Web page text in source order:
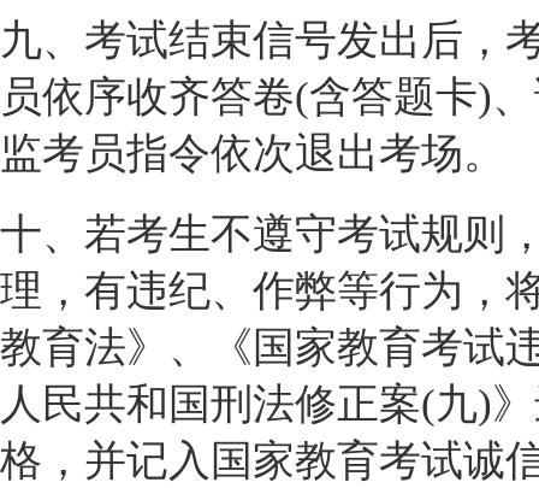
九、考试结束信号发出后，
员依序收齐答卷(含答题卡)
监考员指令依次退出考场。
十、若考生不遵守考试规则
理，有违纪、作弊等行为，
教育法》、《国家教育考试
人民共和国刑法修正案(九)
格，并记入国家教育考试诚